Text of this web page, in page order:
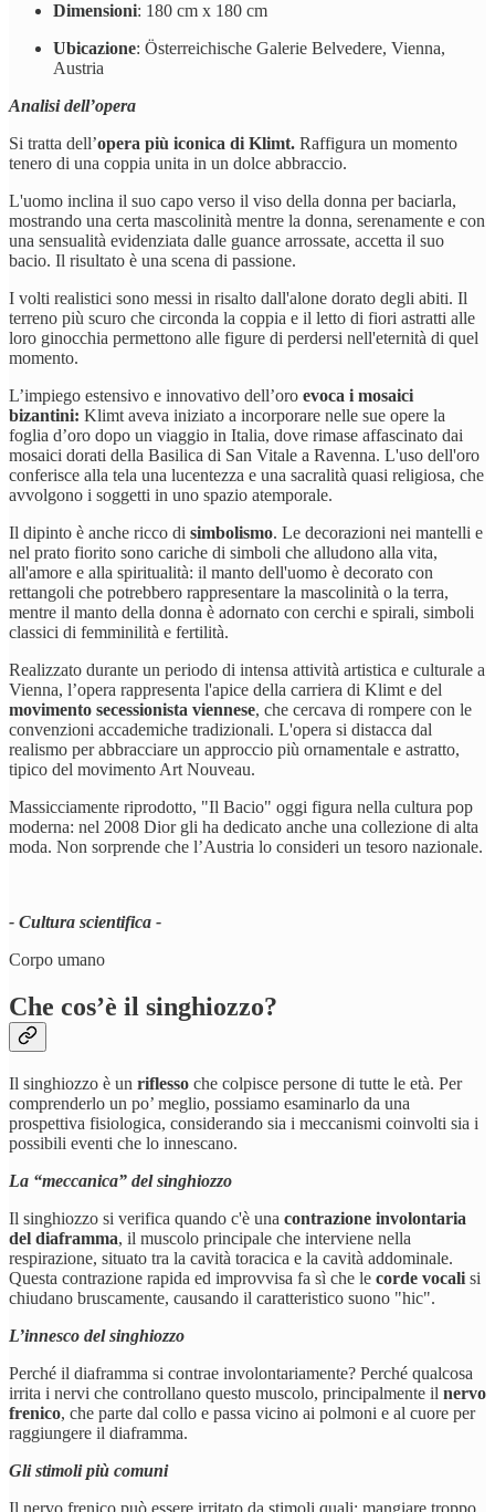
Dimensioni: 180 cm x 180 cm
Ubicazione: Österreichische Galerie Belvedere, Vienna,
Austria
Analisi dell’opera
Si tratta dell’opera più iconica di Klimt. Raffigura un momento
tenero di una coppia unita in un dolce abbraccio.
L'uomo inclina il suo capo verso il viso della donna per baciarla,
mostrando una certa mascolinità mentre la donna, serenamente e con
una sensualità evidenziata dalle guance arrossate, accetta il suo
bacio. Il risultato è una scena di passione.
I volti realistici sono messi in risalto dall'alone dorato degli abiti. Il
terreno più scuro che circonda la coppia e il letto di fiori astratti alle
loro ginocchia permettono alle figure di perdersi nell'eternità di quel
momento.
L’impiego estensivo e innovativo dell’oro evoca i mosaici
bizantini: Klimt aveva iniziato a incorporare nelle sue opere la
foglia d’oro dopo un viaggio in Italia, dove rimase affascinato dai
mosaici dorati della Basilica di San Vitale a Ravenna. L'uso dell'oro
conferisce alla tela una lucentezza e una sacralità quasi religiosa, che
avvolgono i soggetti in uno spazio atemporale.
Il dipinto è anche ricco di simbolismo. Le decorazioni nei mantelli e
nel prato fiorito sono cariche di simboli che alludono alla vita,
all'amore e alla spiritualità: il manto dell'uomo è decorato con
rettangoli che potrebbero rappresentare la mascolinità o la terra,
mentre il manto della donna è adornato con cerchi e spirali, simboli
classici di femminilità e fertilità.
Realizzato durante un periodo di intensa attività artistica e culturale a
Vienna, l’opera rappresenta l'apice della carriera di Klimt e del
movimento secessionista viennese, che cercava di rompere con le
convenzioni accademiche tradizionali. L'opera si distacca dal
realismo per abbracciare un approccio più ornamentale e astratto,
tipico del movimento Art Nouveau.
Massicciamente riprodotto, "Il Bacio" oggi figura nella cultura pop
moderna: nel 2008 Dior gli ha dedicato anche una collezione di alta
moda. Non sorprende che l’Austria lo consideri un tesoro nazionale.
- Cultura scientifica -
Corpo umano
Che cos’è il singhiozzo?
Il singhiozzo è un riflesso che colpisce persone di tutte le età. Per
comprenderlo un po’ meglio, possiamo esaminarlo da una
prospettiva fisiologica, considerando sia i meccanismi coinvolti sia i
possibili eventi che lo innescano.
La “meccanica” del singhiozzo
Il singhiozzo si verifica quando c'è una contrazione involontaria
del diaframma, il muscolo principale che interviene nella
respirazione, situato tra la cavità toracica e la cavità addominale.
Questa contrazione rapida ed improvvisa fa sì che le corde vocali si
chiudano bruscamente, causando il caratteristico suono "hic".
L’innesco del singhiozzo
Perché il diaframma si contrae involontariamente? Perché qualcosa
irrita i nervi che controllano questo muscolo, principalmente il nervo
frenico, che parte dal collo e passa vicino ai polmoni e al cuore per
raggiungere il diaframma.
Gli stimoli più comuni
Il nervo frenico può essere irritato da stimoli quali: mangiare troppo